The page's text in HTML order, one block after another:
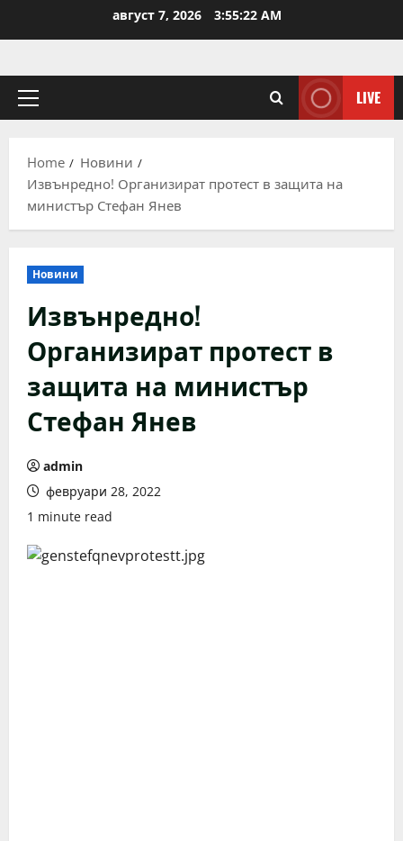
август 7, 2026 3:55:22 AM
Primary
LIVE
Home
Новини
Извънредно! Организират протест в защита на
министър Стефан Янев
Новини
Извънредно!
Организират протест в
защита на министър
Стефан Янев
admin
февруари 28, 2022
1 minute read